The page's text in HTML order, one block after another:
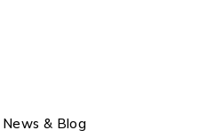
News & Blog